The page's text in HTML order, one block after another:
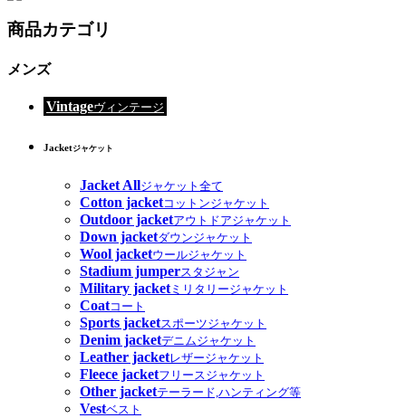
商品カテゴリ
メンズ
Vintageヴィンテージ
Jacketジャケット
Jacket Allジャケット全て
Cotton jacketコットンジャケット
Outdoor jacketアウトドアジャケット
Down jacketダウンジャケット
Wool jacketウールジャケット
Stadium jumperスタジャン
Military jacketミリタリージャケット
Coatコート
Sports jacketスポーツジャケット
Denim jacketデニムジャケット
Leather jacketレザージャケット
Fleece jacketフリースジャケット
Other jacketテーラード,ハンティング等
Vestベスト